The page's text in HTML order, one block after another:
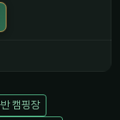
캠핑장